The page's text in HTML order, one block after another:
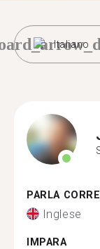
Italiano
PARLA
Inglese
IMPARA